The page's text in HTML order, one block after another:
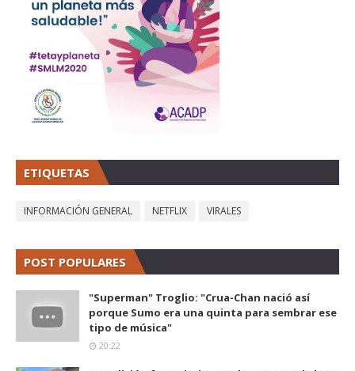
ETIQUETAS
INFORMACIÓN GENERAL NETFLIX VIRALES
POST POPULARES
"Superman" Troglio: "Crua-Chan nació así
porque Sumo era una quinta para sembrar ese
tipo de música"
20:22